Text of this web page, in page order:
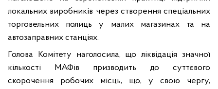
локальних виробників через створення спеціальних
торговельних полиць у малих магазинах та на
автозаправних станціях.
Голова Комітету наголосила, що ліквідація значної
кількості МАФів призводить до суттєвого
скорочення робочих місць, що, у свою чергу,